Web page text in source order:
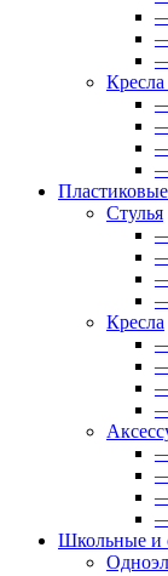
Кресла
—
—
—
Пластиковые
Стулья
Кресла
—
—
—
Школьные и